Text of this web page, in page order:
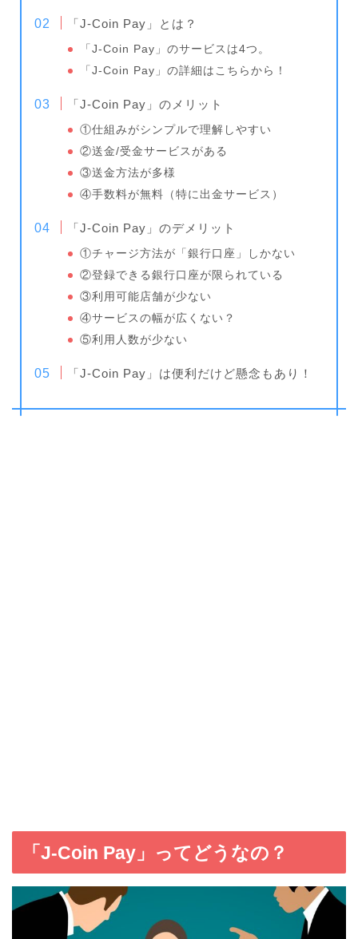
「J-Coin Pay」とは？
「J-Coin Pay」のサービスは4つ。
「J-Coin Pay」の詳細はこちらから！
「J-Coin Pay」のメリット
①仕組みがシンプルで理解しやすい
②送金/受金サービスがある
③送金方法が多様
④手数料が無料（特に出金サービス）
「J-Coin Pay」のデメリット
①チャージ方法が「銀行口座」しかない
②登録できる銀行口座が限られている
③利用可能店舗が少ない
④サービスの幅が広くない？
⑤利用人数が少ない
「J-Coin Pay」は便利だけど懸念もあり！
「J-Coin Pay」ってどうなの？